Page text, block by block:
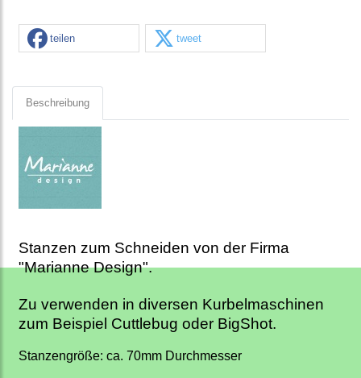
teilen tweet
Beschreibung
Stanzen zum Schneiden von der Firma
"Marianne Design".
Zu verwenden in diversen Kurbelmaschinen
zum Beispiel Cuttlebug oder BigShot.
Stanzengröße: ca. 70mm Durchmesser